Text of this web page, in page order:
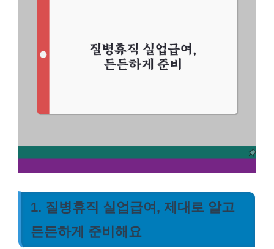
1. 질병휴직 실업급여, 제대로 알고
든든하게 준비해요